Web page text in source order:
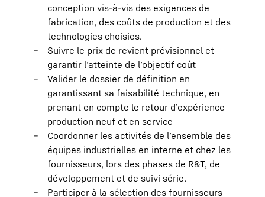
conception vis-à-vis des exigences de
fabrication, des coûts de production et des
technologies choisies.
Suivre le prix de revient prévisionnel et
garantir l’atteinte de l’objectif coût
Valider le dossier de définition en
garantissant sa faisabilité technique, en
prenant en compte le retour d’expérience
production neuf et en service
Coordonner les activités de l’ensemble des
équipes industrielles en interne et chez les
fournisseurs, lors des phases de R&T, de
développement et de suivi série.
Participer à la sélection des fournisseurs